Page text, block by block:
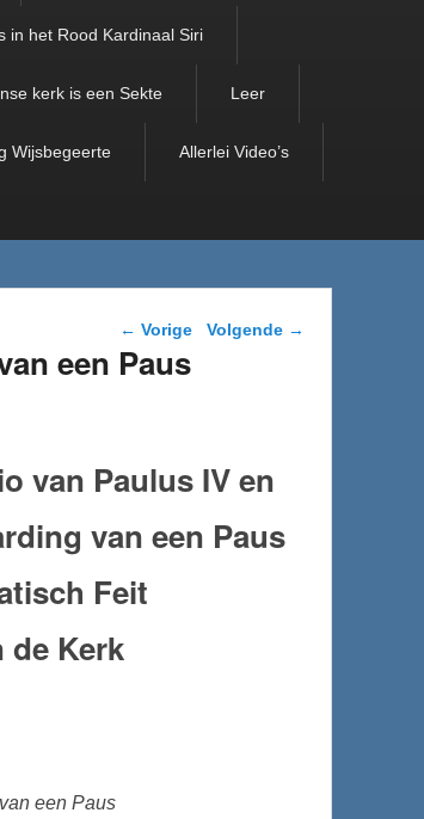
in het Rood Kardinaal Siri
kerk is een Sekte Leer
Wijsbegeerte Allerlei Video’s
Berichtnavigatie
← Vorige Volgende →
een Paus
van Paulus IVen
van een Paus
Feit
de Kerk
een Paus